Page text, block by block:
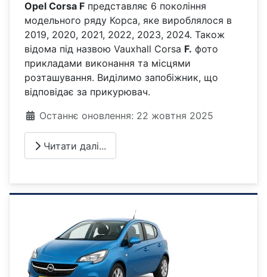
Opel Corsa F представляє 6 покоління
модельного ряду Корса, яке вироблялося в
2019, 2020, 2021, 2022, 2023, 2024. Також
відома під назвою Vauxhall Corsa F. фото
прикладами виконання та місцями
розташування. Виділимо запобіжник, що
відповідає за прикурювач.
Деталі
Останнє оновлення: 22 жовтня 2025
Читати далі...